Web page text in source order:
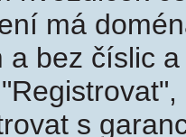
má
a bez číslic
s